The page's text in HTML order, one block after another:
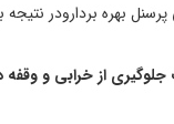
بهره بردارودر
از خرابی و وقفه